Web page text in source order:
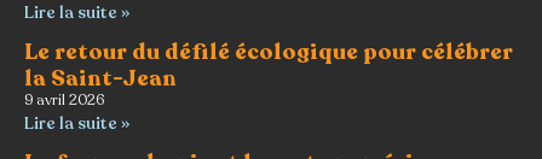
Lire la suite »
Le retour du défilé écologique pour célébrer
la Saint-Jean
9 avril 2026
Lire la suite »